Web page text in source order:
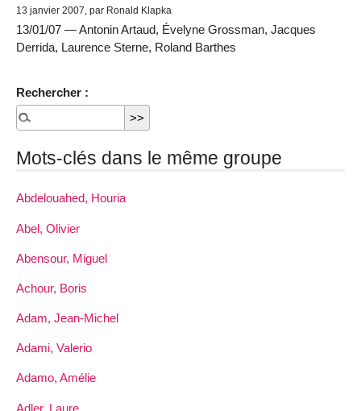
13 janvier 2007, par Ronald Klapka
13/01/07 — Antonin Artaud, Évelyne Grossman, Jacques
Derrida, Laurence Sterne, Roland Barthes
Rechercher :
Mots-clés dans le même groupe
Abdelouahed, Houria
Abel, Olivier
Abensour, Miguel
Achour, Boris
Adam, Jean-Michel
Adami, Valerio
Adamo, Amélie
Adler, Laure